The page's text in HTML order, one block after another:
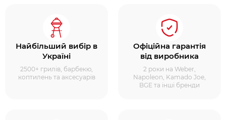
Найбільший вибір в
Україні
2500+ грилів, барбекю,
коптилень та аксесуарів
Офіційна гарантія
від виробника
2 роки на Weber,
Napoleon, Kamado Joe,
BGE та інші бренди